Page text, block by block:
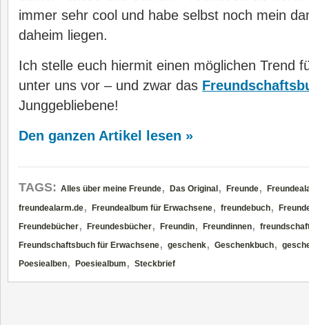
immer sehr cool und habe selbst noch mein
daheim liegen.
Ich stelle euch hiermit einen möglichen Trend
unter uns vor – und zwar das
Junggebliebene!
Den ganzen Artikel lesen »
TAGS: Alles über meine Freunde, Das Original , Freunde,
freundealarm.de, Freundealbum für Erwachsene, freundebuch,
Freundebücher, Freundesbücher, Freundin, Freundinnen,
Freundschaftsbuch für Erwachsene, geschenk, Geschenkbuch,
Poesiealben, Poesiealbum , Steckbrief